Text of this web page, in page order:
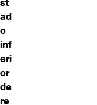
ad
o
inf
eri
or
de
re